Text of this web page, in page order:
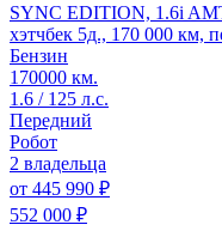
SYNC EDITION, 1.6i
хэтчбек 5д., 170 000 км,
Бензин
170000 км.
1.6 / 125 л.с.
Передний
Робот
2 владельца
от 445 990 ₽
552 000 ₽